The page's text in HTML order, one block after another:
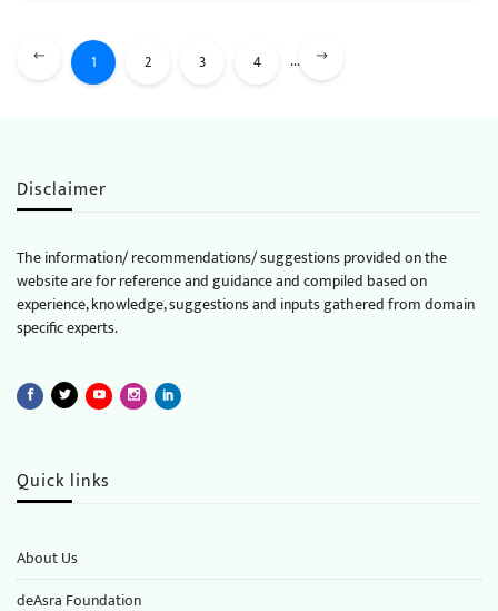
1 2 3 4 ...
Disclaimer
The information/ recommendations/ suggestions provided on the
website are for reference and guidance and compiled based on
experience, knowledge, suggestions and inputs gathered from domain
specific experts.
Quick links
About Us
deAsra Foundation